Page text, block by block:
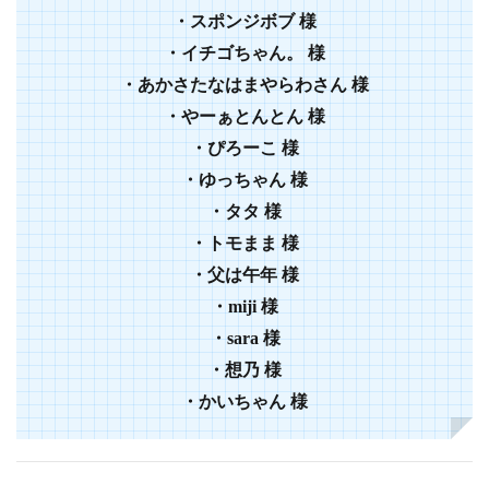
・スポンジボブ 様
・イチゴちゃん。 様
・あかさたなはまやらわさん 様
・やーぁとんとん 様
・ぴろーこ 様
・ゆっちゃん 様
・タタ 様
・トモまま 様
・父は午年 様
・miji 様
・sara 様
・想乃 様
・かいちゃん 様